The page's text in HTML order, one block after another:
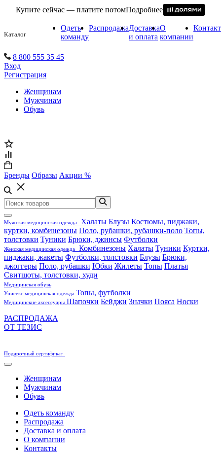
Купите сейчас — платите потомПодробнее
Каталог
Одеть
команду
РаспродажаДоставка
и оплата
О
компании
8 800 555 35 45
Вход
Регистрация
Женщинам
Мужчинам
Обувь
Бренды Образы Акции %
Мужская медицинская одежда Халаты Блузы Костюмы, пиджаки,
куртки, комбинезоны Поло, рубашки, рубашки-поло Топы,
толстовки Туники Брюки, джинсы Футболки
Женская медицинская одежда Комбинезоны Халаты Туники Куртки,
пиджаки, жакеты Футболки, толстовки Блузы Брюки,
джоггеры Поло, рубашки Юбки Жилеты Топы Платья
Свитшоты, толстовки, худи
Медицинская обувь
Унисекс медицинская одежда Топы, футболки
Медицинские аксессуары Шапочки Бейджи Значки Пояса Носки
РАСПРОДАЖА
ОТ ТЕЗИС
Подарочный сертификат
Женщинам
Мужчинам
Обувь
Одеть команду
Распродажа
Доставка и оплата
О компании
Контакты